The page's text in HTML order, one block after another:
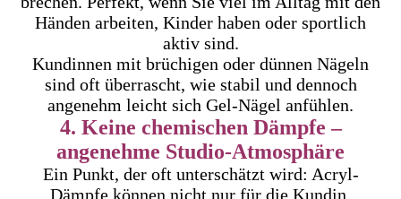
Händen arbeiten, Kinder haben oder sportlich
aktiv sind.
Kundinnen mit brüchigen oder dünnen Nägeln
sind oft überrascht, wie stabil und dennoch
angenehm leicht sich Gel-Nägel anfühlen.
4. Keine chemischen Dämpfe –
angenehme Studio-Atmosphäre
Ein Punkt, der oft unterschätzt wird: Acryl-
Dämpfe können nicht nur für die Kundin,